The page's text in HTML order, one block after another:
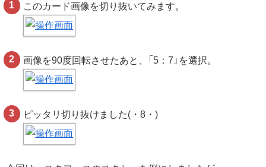
このカード画像を切り抜いてみます。
画像を90度回転させたあと、「5：7」を選択。
ピッタリ切り抜けました(・8・)